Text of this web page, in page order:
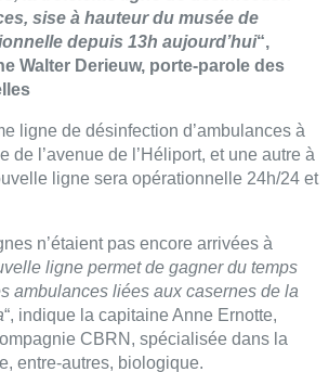
la troisième ligne de désinfection
sise à hauteur du musée de
depuis 13h aujourd’hui“,
Walter Derieuw, porte-parole des